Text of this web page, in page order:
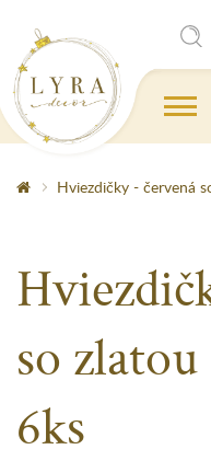
Hviezdičky - červená
so
6ks